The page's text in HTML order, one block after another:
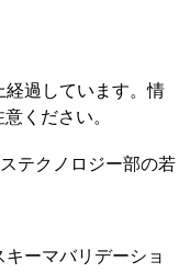
過しています。情
ください。
テクノロジー部の若
ーマバリデーショ